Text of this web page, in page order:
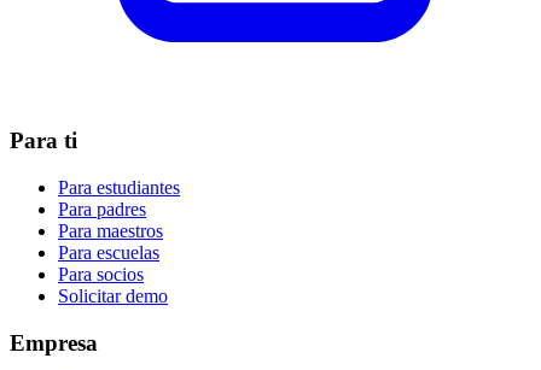
Para ti
Para estudiantes
Para padres
Para maestros
Para escuelas
Para socios
Solicitar demo
Empresa